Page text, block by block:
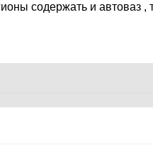
содержать и автоваз ,